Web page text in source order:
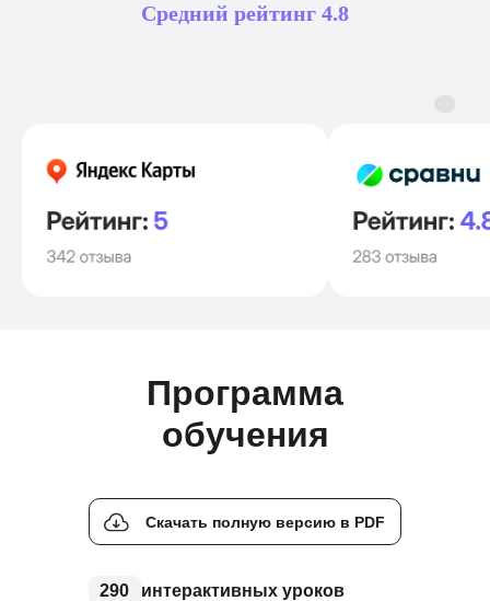
Средний рейтинг 4.8
Программа
обучения
Скачать полную версию в PDF
290
интерактивных уроков